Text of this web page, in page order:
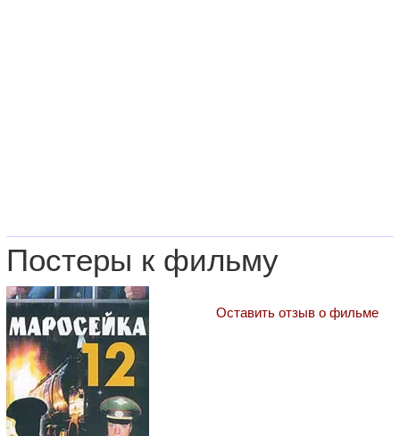
Постеры к фильму
Оставить отзыв о фильме